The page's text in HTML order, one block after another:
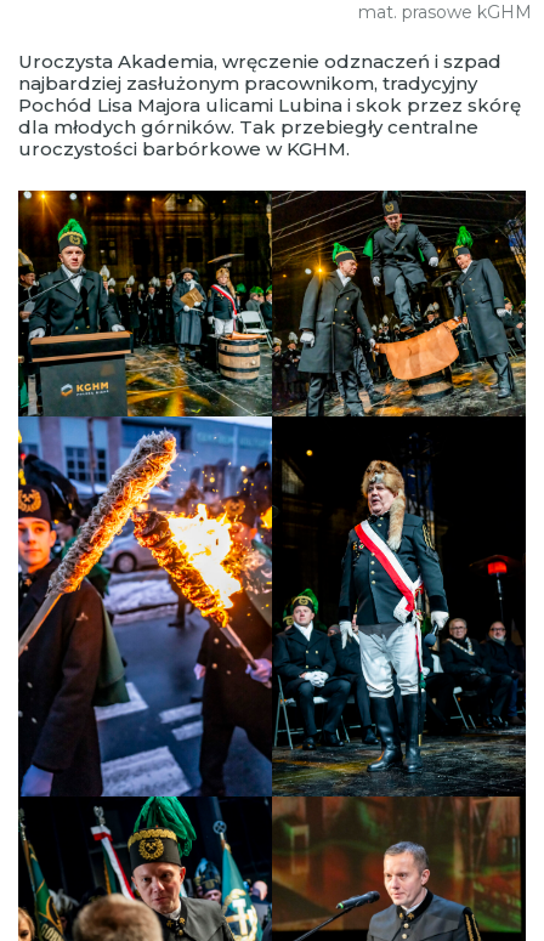
mat. prasowe kGHM
Uroczysta Akademia, wręczenie odznaczeń i szpad
najbardziej zasłużonym pracownikom, tradycyjny
Pochód Lisa Majora ulicami Lubina i skok przez skórę
dla młodych górników. Tak przebiegły centralne
uroczystości barbórkowe w KGHM.